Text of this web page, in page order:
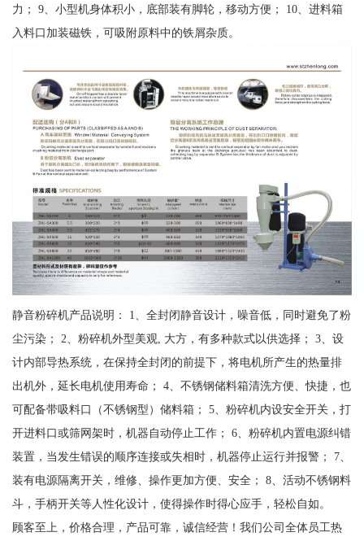
力； 9、小型机身体积小，底部装有脚轮，移动方便； 10、进料箱
入料口加装磁铁，可吸附原料中的铁屑杂质。
静音粉碎机产品说明： 1、全封闭静音设计，噪音低，同时避免了粉
尘污染； 2、粉碎机外型美观, 大方，有多种款式以供选择； 3、设
计内部导热系统，在保持全封闭的前提下，将电机所产生的热量排
出机外，延长电机使用寿命； 4、不锈钢储料箱清洗方便、快捷，也
可配备带吸料口（不锈钢型）储料箱； 5、粉碎机内设安全开关，打
开进料口或筛网架时，机器自动停止工作； 6、粉碎机内置电源纠错
装置，当发生错误的顺序连接或失相时，机器停止运行并报警； 7、
装有电源隔离开关，维修、操作更加方便、安全； 8、活动不锈钢料
斗，手柄开关等人性化设计，使得操作时得心应手，轻松自如。
顾客至上，价格合理，产品可靠，诚信经营！我们公司全体员工热